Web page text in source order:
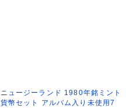
ニュージーランド 1980年銘ミント
貨幣セット アルバム入り未使用7